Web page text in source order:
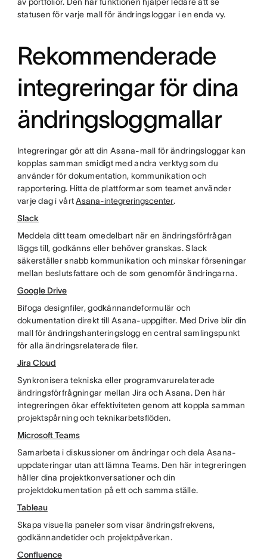
statusen för varje mall för ändringsloggar i en enda vy.
Rekommenderade
integreringar för dina
ändringsloggmallar
Integreringar gör att din Asana-mall för ändringsloggar kan
kopplas samman smidigt med andra verktyg som du
använder för dokumentation, kommunikation och
rapportering. Hitta de plattformar som teamet använder
varje dag i vårtAsana-integreringscenter.
Slack
Meddela ditt team omedelbart när en ändringsförfrågan
läggs till, godkänns eller behöver granskas. Slack
säkerställer snabb kommunikation och minskar förseningar
mellan beslutsfattare och de som genomför ändringarna.
Google Drive
Bifoga designfiler, godkännandeformulär och
dokumentation direkt till Asana-uppgifter. Med Drive blir din
mall för ändringshanteringslogg en central samlingspunkt
för alla ändringsrelaterade filer.
Jira Cloud
Synkronisera tekniska eller programvarurelaterade
ändringsförfrågningar mellan Jira och Asana. Den här
integreringen ökar effektiviteten genom att koppla samman
projektspårning och teknikarbetsflöden.
Microsoft Teams
Samarbeta i diskussioner om ändringar och dela Asana-
uppdateringar utan att lämna Teams. Den här integreringen
håller dina projektkonversationer och din
projektdokumentation på ett och samma ställe.
Tableau
Skapa visuella paneler som visar ändringsfrekvens,
godkännandetider och projektpåverkan.
Confluence